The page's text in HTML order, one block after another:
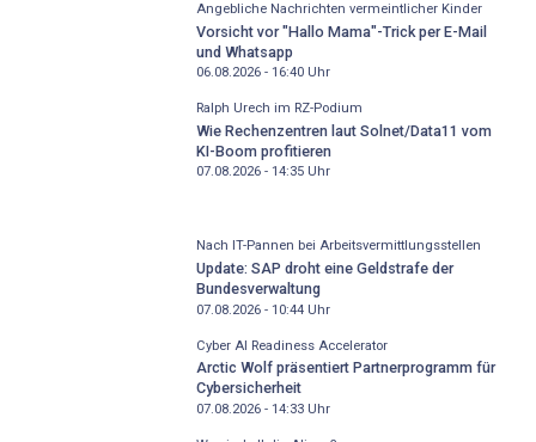
Angebliche Nachrichten vermeintlicher Kinder
Vorsicht vor "Hallo Mama"-Trick per E-Mail
und Whatsapp
06.08.2026 - 16:40Uhr
Ralph Urech im RZ-Podium
Wie Rechenzentren laut Solnet/Data11 vom
KI-Boom profitieren
07.08.2026 - 14:35Uhr
Nach IT-Pannen bei Arbeitsvermittlungsstellen
Update: SAP droht eine Geldstrafe der
Bundesverwaltung
07.08.2026 - 10:44Uhr
Cyber AI Readiness Accelerator
Arctic Wolf präsentiert Partnerprogramm für
Cybersicherheit
07.08.2026 - 14:33Uhr